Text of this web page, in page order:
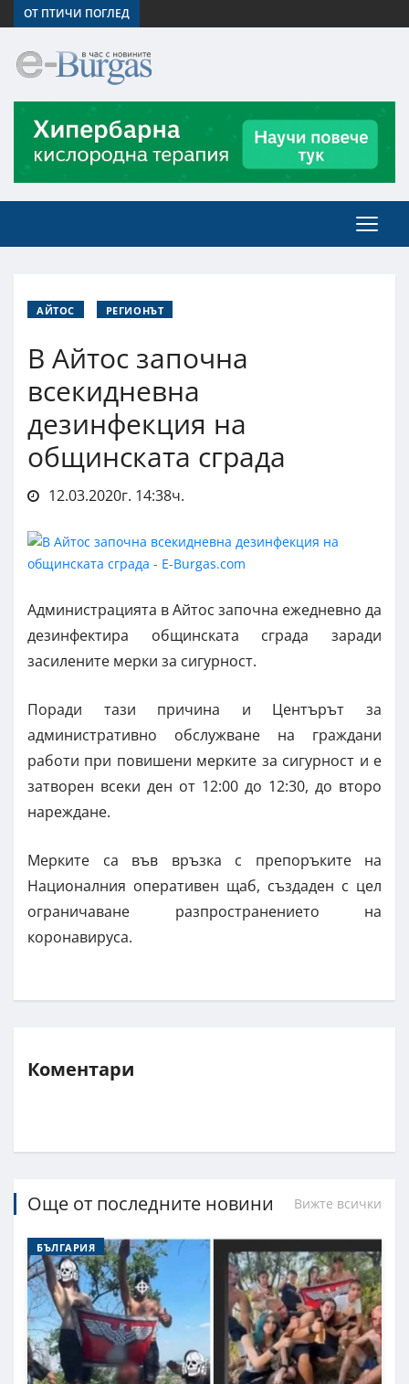
ОТ ПТИЧИ ПОГЛЕД
АЙТОС РЕГИОНЪТ
В Айтос започна
всекидневна
дезинфекция на
общинската сграда
12.03.2020г. 14:38ч.
Администрацията в Айтос започна ежедневно да
дезинфектира общинската сграда заради
засилените мерки за сигурност.
Поради тази причина и Центърът за
административно обслужване на граждани
работи при повишени мерките за сигурност и е
затворен всеки ден от 12:00 до 12:30, до второ
нареждане.
Мерките са във връзка с препоръките на
Националния оперативен щаб, създаден с цел
ограничаване разпространението на
коронавируса.
Коментари
Още от последните новини Вижте всички
БЪЛГАРИЯ